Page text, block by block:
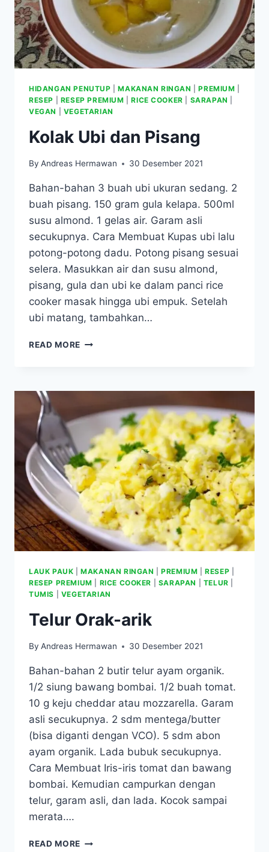
HIDANGAN PENUTUP |MAKANAN RINGAN |PREMIUM
RESEP
RESEP PREMIUM |RICE COOKER SARAPAN
VEGAN
VEGETARIAN
Kolak Ubi dan Pisang
By Andreas Hermawan 30 Desember 2021
Bahan-bahan 3 buah ubi ukuran sedang. 2
buah pisang. 150 gram gula kelapa. 500ml
susu almond. 1 gelas air. Garam asli
secukupnya. Cara Membuat Kupas ubi lalu
potong-potong dadu. Potong pisang sesuai
selera. Masukkan air dan susu almond,
pisang, gula dan ubi ke dalam panci rice
cooker masak hingga ubi empuk. Setelah
ubi matang, tambahkan…
READ MORE KOLAK
LAUK PAUK |MAKANAN RINGAN |PREMIUM |RESEP
RESEP PREMIUM
RICE COOKER SARAPAN TELUR
TUMIS
VEGETARIAN
Telur Orak-arik
By Andreas Hermawan 30 Desember 2021
Bahan-bahan 2 butir telur ayam organik.
1/2 siung bawang bombai. 1/2 buah tomat.
10 g keju cheddar atau mozzarella. Garam
asli secukupnya. 2 sdm mentega/butter
(bisa diganti dengan VCO). 5 sdm abon
ayam organik. Lada bubuk secukupnya.
Cara Membuat Iris-iris tomat dan bawang
bombai. Kemudian campurkan dengan
telur, garam asli, dan lada. Kocok sampai
merata….
READ MORE TELUR